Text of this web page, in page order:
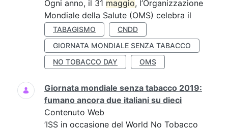
Ogni anno, il 31 maggio, l’Organizzazione
Mondiale della Salute (OMS) celebra il
TABAGISMO
CNDD
GIORNATA MONDIALE SENZA TABACCO
NO TOBACCO DAY
OMS
Giornata mondiale senza tabacco 2019:
fumano ancora due italiani su dieci
Contenuto Web
’ISS in occasione del World No Tobacco